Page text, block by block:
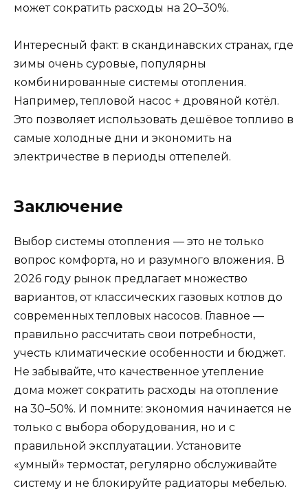
может сократить расходы на 20–30%.
Интересный факт: в скандинавских странах, где
зимы очень суровые, популярны
комбинированные системы отопления.
Например, тепловой насос + дровяной котёл.
Это позволяет использовать дешёвое топливо в
самые холодные дни и экономить на
электричестве в периоды оттепелей.
Заключение
Выбор системы отопления — это не только
вопрос комфорта, но и разумного вложения. В
2026 году рынок предлагает множество
вариантов, от классических газовых котлов до
современных тепловых насосов. Главное —
правильно рассчитать свои потребности,
учесть климатические особенности и бюджет.
Не забывайте, что качественное утепление
дома может сократить расходы на отопление
на 30–50%. И помните: экономия начинается не
только с выбора оборудования, но и с
правильной эксплуатации. Установите
«умный» термостат, регулярно обслуживайте
систему и не блокируйте радиаторы мебелью.